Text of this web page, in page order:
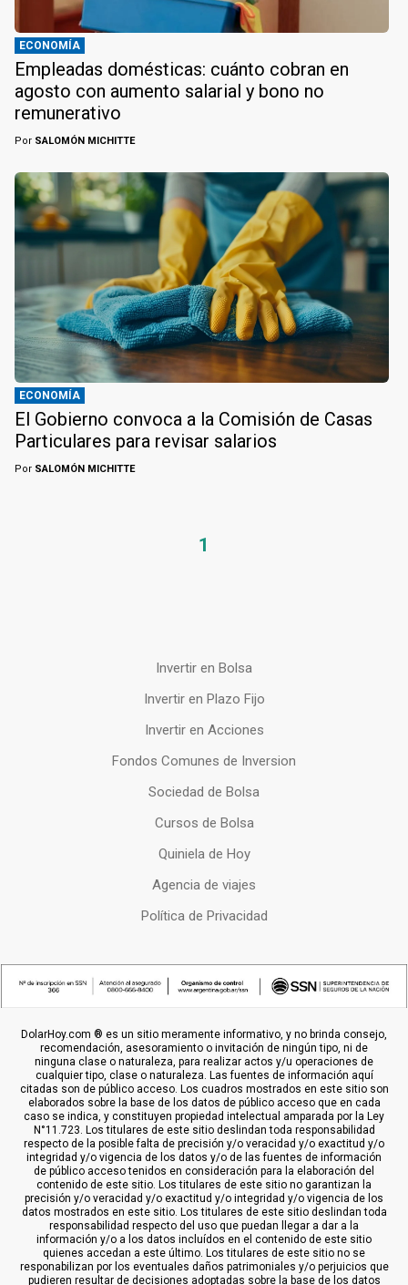
ECONOMÍA
Empleadas domésticas: cuánto cobran en
agosto con aumento salarial y bono no
remunerativo
Por SALOMÓN MICHITTE
ECONOMÍA
El Gobierno convoca a la Comisión de Casas
Particulares para revisar salarios
Por SALOMÓN MICHITTE
1
Invertir en Bolsa
Invertir en Plazo Fijo
Invertir en Acciones
Fondos Comunes de Inversion
Sociedad de Bolsa
Cursos de Bolsa
Quiniela de Hoy
Agencia de viajes
Política de Privacidad
DolarHoy.com ® es un sitio meramente informativo, y no brinda consejo,
recomendación, asesoramiento o invitación de ningún tipo, ni de
ninguna clase o naturaleza, para realizar actos y/u operaciones de
cualquier tipo, clase o naturaleza. Las fuentes de información aquí
citadas son de público acceso. Los cuadros mostrados en este sitio son
elaborados sobre la base de los datos de público acceso que en cada
caso se indica, y constituyen propiedad intelectual amparada por la Ley
N°11.723. Los titulares de este sitio deslindan toda responsabilidad
respecto de la posible falta de precisión y/o veracidad y/o exactitud y/o
integridad y/o vigencia de los datos y/o de las fuentes de información
de público acceso tenidos en consideración para la elaboración del
contenido de este sitio. Los titulares de este sitio no garantizan la
precisión y/o veracidad y/o exactitud y/o integridad y/o vigencia de los
datos mostrados en este sitio. Los titulares de este sitio deslindan toda
responsabilidad respecto del uso que puedan llegar a dar a la
información y/o a los datos incluídos en el contenido de este sitio
quienes accedan a este último. Los titulares de este sitio no se
responabilizan por los eventuales daños patrimoniales y/o perjuicios que
pudieren resultar de decisiones adoptadas sobre la base de los datos